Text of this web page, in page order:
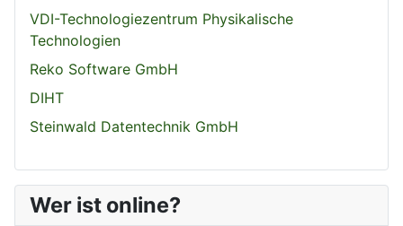
VDI-Technologiezentrum Physikalische
Technologien
Reko Software GmbH
DIHT
Steinwald Datentechnik GmbH
Wer ist online?